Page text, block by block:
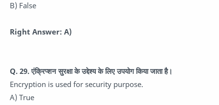
B) False
Right Answer: A)
Q. 29. एंक्रिप्शन सुरक्षा के उद्देश्य के लिए उपयोग किया जाता है।
Encryption is used for security purpose.
A) True